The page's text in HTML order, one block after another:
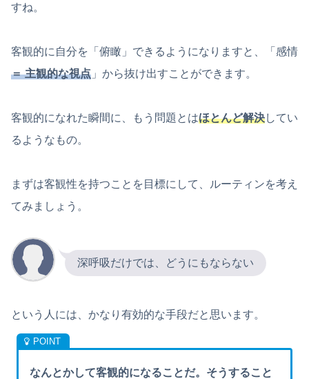
すね。
客観的に自分を「俯瞰」できるようになりますと、「感情
＝ 主観的な視点 」から抜け出すことができます。
客観的になれた瞬間に、もう問題とはほとんど解決してい
るようなもの。
まずは客観性を持つことを目標にして、ルーティンを考え
てみましょう。
深呼吸だけでは、どうにもならない
という人には、かなり有効的な手段だと思います。
なんとかして客観的になることだ。そうすること